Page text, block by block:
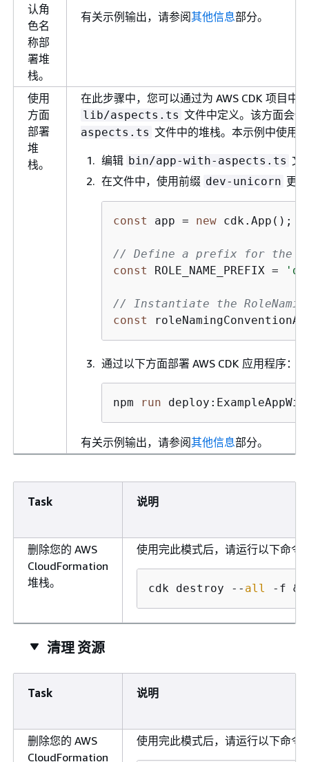
认角
色名
称部
署堆
栈。
有关示例输出，请参阅其他信息部分。
使用
方面
部署
堆
栈。
在此步骤中，您可以通过为 AWS CDK 项目中
lib/aspects.ts 文件中定义。该方面会
aspects.ts 文件中的堆栈。本示例中使用
编辑 bin/app-with-aspects.ts 文
在文件中，使用前缀 dev-unicorn 更
const app = new cdk.App();
// Define a prefix for the
const
ROLE_NAME_PREFIX =
// Instantiate the
const
通过以下方面部署 AWS CDK 应用程序：
npm run
有关示例输出，请参阅其他信息部分。
Task 说明
删除您的 AWS
CloudFormation
堆栈。
使用完此模式后，请运行以下命令
cdk destroy -- all -f
清理 资源
Task 说明
删除您的 AWS
CloudFormation
使用完此模式后，请运行以下命令